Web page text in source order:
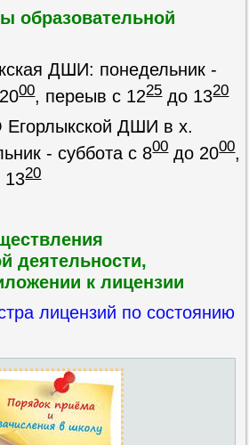
образовательной
ДШИ: понедельник -
00, переыв с 1225до 1320
ДШИ в х.
- суббота с 800до 2000,
20
деятельности,
к лицензии
лицензий по состоянию